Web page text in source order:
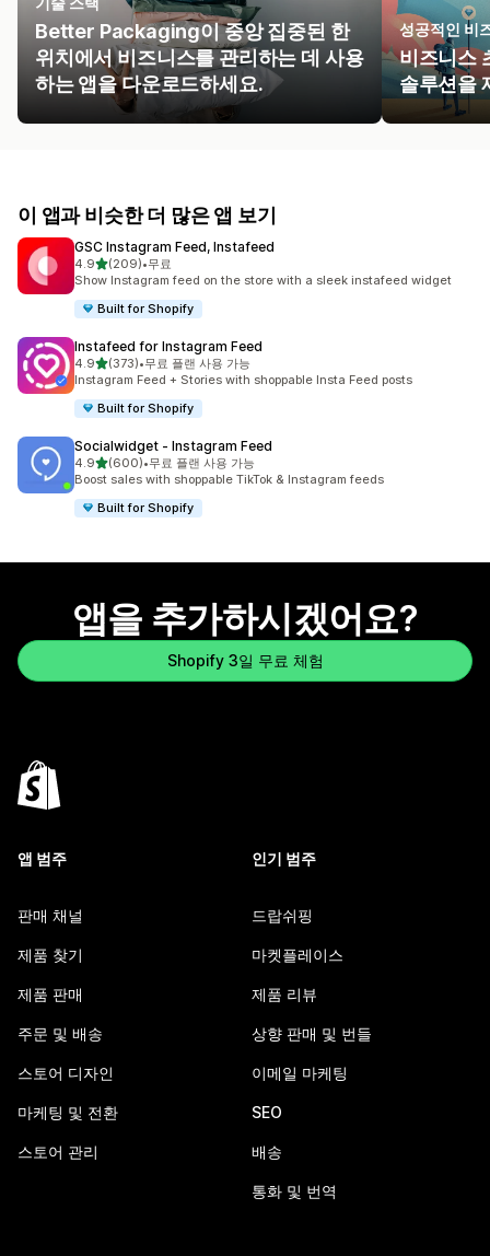
Better Packaging이 중앙 집중된 한
위치에서 비즈니스를 관리하는 데 사용
하는 앱을 다운로드하세요.
성공적인 비
비즈니스
솔루션을
이 앱과 비슷한 더 많은 앱 보기
GSC Instagram Feed, Instafeed
4.9별 5개 중
(209)
총 리뷰 209개
•무료
Show Instagram feed on the store with a sleek instafeed widget
Built for Shopify
Instafeed for Instagram Feed
4.9별 5개 중
(373)
총 리뷰 373개
•무료 플랜 사용 가능
Instagram Feed + Stories with shoppable Insta Feed posts
Built for Shopify
Socialwidget ‑ Instagram Feed
4.9별 5개 중
(600)
총 리뷰 600개
•무료 플랜 사용 가능
Boost sales with shoppable TikTok & Instagram feeds
Built for Shopify
앱을 추가하시겠어요?
Shopify 3일 무료 체험
앱 범주
판매 채널
제품 찾기
제품 판매
주문 및 배송
스토어 디자인
마케팅 및 전환
스토어 관리
인기 범주
드랍쉬핑
마켓플레이스
제품 리뷰
상향 판매 및 번들
이메일 마케팅
SEO
배송
통화 및 번역